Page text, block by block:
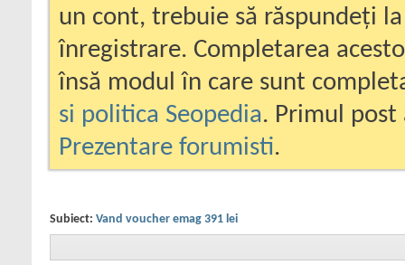
un cont, trebuie să răspundeți
înregistrare. Completarea
însă modul în care sunt
si politica Seopedia. Primul
Prezentare forumisti.
Subiect: Vand voucher emag 391 lei